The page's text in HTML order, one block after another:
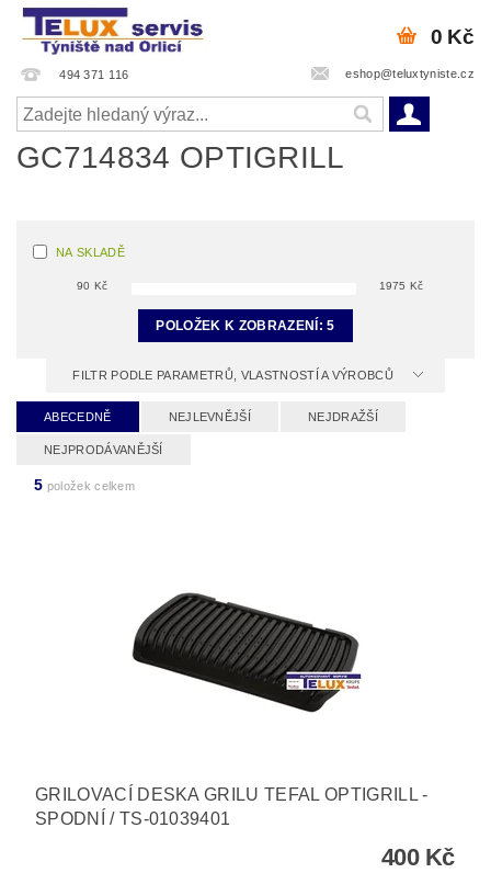
494 371 116 eshop@teluxtyniste.cz
0 Kč
GC714834 OPTIGRILL
NA SKLADĚ
90 Kč 1975 Kč
POLOŽEK K ZOBRAZENÍ:5
FILTR PODLE PARAMETRŮ, VLASTNOSTÍ A VÝROBCŮ
ABECEDNĚ NEJLEVNĚJŠÍ NEJDRAŽŠÍ
NEJPRODÁVANĚJŠÍ
5 položek celkem
GRILOVACÍ DESKA GRILU TEFAL OPTIGRILL -
SPODNÍ / TS-01039401
400 Kč